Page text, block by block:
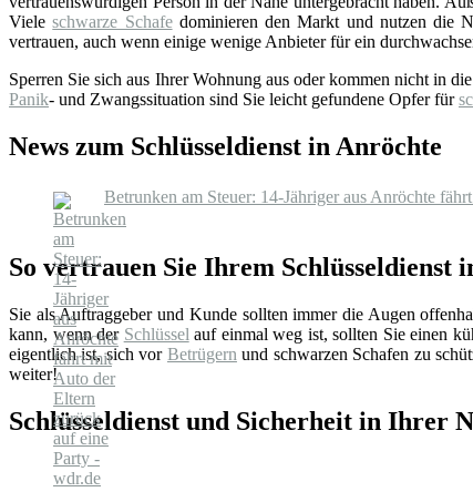
Vieleschwarze Schafedominieren den Markt und nutzen die
vertrauen, auch wenn einige wenige Anbieter für ein
Sperren Sie sich aus Ihrer Wohnung aus oder kommen nicht in
Panik- und Zwangssituation sind Sie leicht gefundene Opfer für
News zum Schlüsseldienst in Anröchte
Betrunken am Steuer: 14-Jähriger aus Anröchte
So vertrauen Sie Ihrem Schlüsseldienst
Sie als Auftraggeber und Kunde sollten immer die Augen
kann, wenn der Schlüssel auf einmal weg ist, sollten Sie einen
eigentlich ist, sich vor Betrügern und schwarzen Schafen zu
weiter!
Schlüsseldienst und Sicherheit in Ihrer